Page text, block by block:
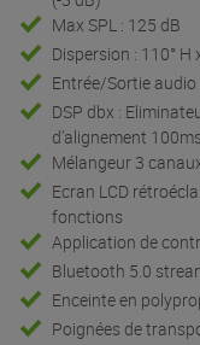
Max SPL : 125 dB
Dispersion : 110° H
Entrée/Sortie audio
DSP dbx :
d’alignement
Mélangeur 3
Ecran LCD
fonctions
Application de
Bluetooth 5.0
Enceinte en
Poignées de